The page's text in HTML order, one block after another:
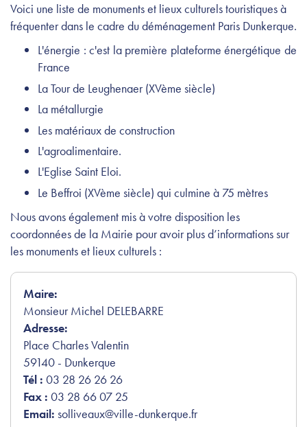
Voici une liste de monuments et lieux culturels touristiques à
fréquenter dans le cadre du déménagement Paris Dunkerque.
L'énergie : c'est la première plateforme énergétique de
France
La Tour de Leughenaer (XVème siècle)
La métallurgie
Les matériaux de construction
L'agroalimentaire.
L'Eglise Saint Eloi.
Le Beffroi (XVème siècle) qui culmine à 75 mètres
Nous avons également mis à votre disposition les
coordonnées de la Mairie pour avoir plus d’informations sur
les monuments et lieux culturels :
Maire:
Monsieur Michel DELEBARRE
Adresse:
Place Charles Valentin
59140 - Dunkerque
Tél : 03 28 26 26 26
Fax : 03 28 66 07 25
Email: solliveaux@ville-dunkerque.fr